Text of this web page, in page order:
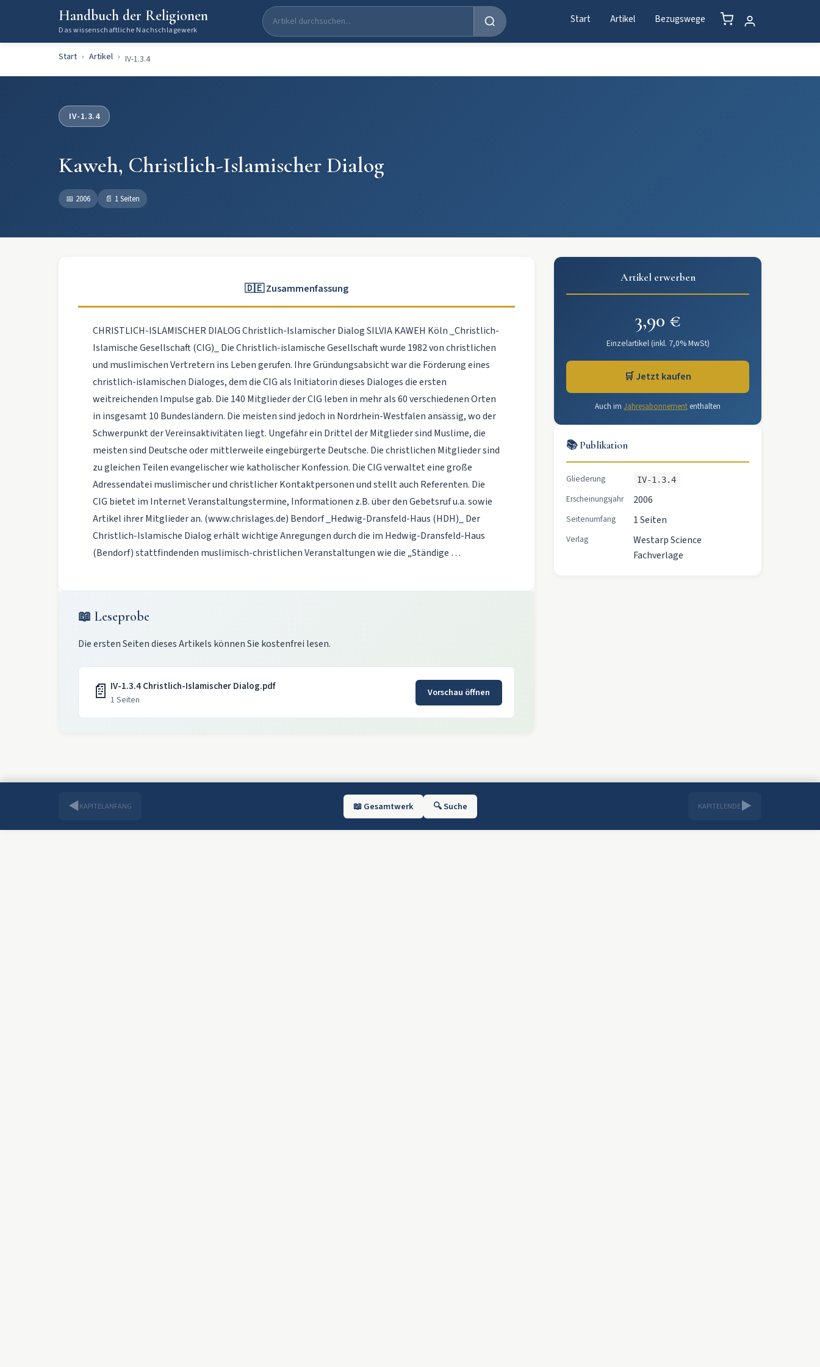
Handbuch der Religionen
Das wissenschaftliche Nachschlagewerk
Start Artikel Bezugswege
Start Artikel IV-1.3.4
IV-1.3.4
Kaweh, Christlich-Islamischer Dialog
📅 2006 📄 1 Seiten
🇩🇪 Zusammenfassung
CHRISTLICH-ISLAMISCHER DIALOG Christlich-Islamischer Dialog SILVIA KAWEH Köln _Christlich-
Islamische Gesellschaft (CIG)_ Die Christlich-islamische Gesellschaft wurde 1982 von christlichen
und muslimischen Vertretern ins Leben gerufen. Ihre Gründungsabsicht war die Förderung eines
christlich-islamischen Dialoges, dem die CIG als Initiatorin dieses Dialoges die ersten
weitreichenden Impulse gab. Die 140 Mitglieder der CIG leben in mehr als 60 verschiedenen Orten
in insgesamt 10 Bundesländern. Die meisten sind jedoch in Nordrhein-Westfalen ansässig, wo der
Schwerpunkt der Vereinsaktivitäten liegt. Ungefähr ein Drittel der Mitglieder sind Muslime, die
meisten sind Deutsche oder mittlerweile eingebürgerte Deutsche. Die christlichen Mitglieder sind
zu gleichen Teilen evangelischer wie katholischer Konfession. Die CIG verwaltet eine große
Adressendatei muslimischer und christlicher Kontaktpersonen und stellt auch Referenten. Die
CIG bietet im Internet Veranstaltungstermine, Informationen z.B. über den Gebetsruf u.a. sowie
Artikel ihrer Mitglieder an. (www.chrislages.de) Bendorf _Hedwig-Dransfeld-Haus (HDH)_ Der
Christlich-Islamische Dialog erhält wichtige Anregungen durch die im Hedwig-Dransfeld-Haus
(Bendorf) stattfindenden muslimisch-christlichen Veranstaltungen wie die „Ständige …
📖 Leseprobe
Die ersten Seiten dieses Artikels können Sie kostenfrei lesen.
📄 IV-1.3.4 Christlich-Islamischer Dialog.pdf
1 Seiten
Vorschau öffnen
Artikel erwerben
3,90 €
Einzelartikel (inkl. 7,0% MwSt)
🛒 Jetzt kaufen
Auch im Jahresabonnement enthalten
📚 Publikation
Gliederung IV-1.3.4
Erscheinungsjahr 2006
Seitenumfang 1 Seiten
Verlag
Westarp Science
Fachverlage
◀KAPITELANFANG 📖 Gesamtwerk 🔍 Suche KAPITELENDE▶